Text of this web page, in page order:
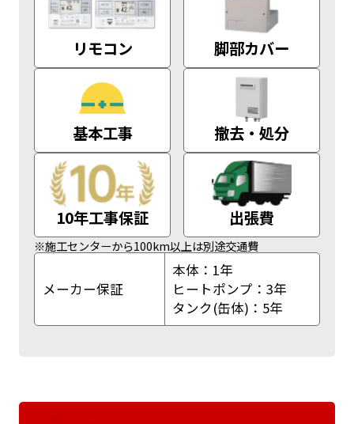
リモコン 脚部カバー
基本工事 撤去・処分
10年工事保証 出張費
※施工センターから100km以上は別途交通費
メーカー保証
本体：1年
ヒートポンプ：3年
タンク(缶体)：5年